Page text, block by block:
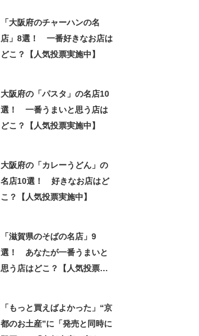
「大阪府のチャーハンの名
店」8選！ 一番好きなお店は
どこ？【人気投票実施中】
大阪府の「パスタ」の名店10
選！ 一番うまいと思う店は
どこ？【人気投票実施中】
大阪府の「カレーうどん」の
名店10選！ 好きなお店はど
こ？【人気投票実施中】
「滋賀県のそばの名店」9
選！ あなたが一番うまいと
思う店はどこ？【人気投票実
「もっと買えばよかった」“京
都のお土産”に「発売と同時に